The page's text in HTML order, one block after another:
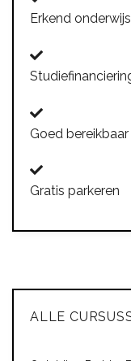
Erkend onderwijs
Goed bereikbaar
Gratis parkeren
ALLE